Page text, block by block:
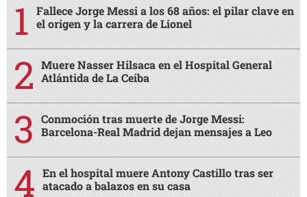
Fallece Jorge Messi a los 68 años: el pilar clave en
el origen y la carrera de Lionel
Muere Nasser Hilsaca en el Hospital General
Atlántida de La Ceiba
Conmoción tras muerte de Jorge Messi:
Barcelona-Real Madrid dejan mensajes a Leo
En el hospital muere Antony Castillo tras ser
atacado a balazos en su casa